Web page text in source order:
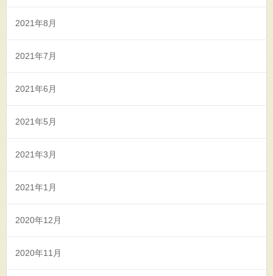
2021年8月
2021年7月
2021年6月
2021年5月
2021年3月
2021年1月
2020年12月
2020年11月